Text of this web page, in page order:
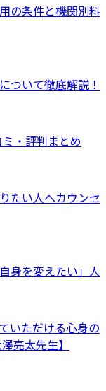
の条件と機関別料
ついて徹底解説！
・評判まとめ
たい人へカウンセ
身を変えたい」人
いただける心身の
亮太先生】